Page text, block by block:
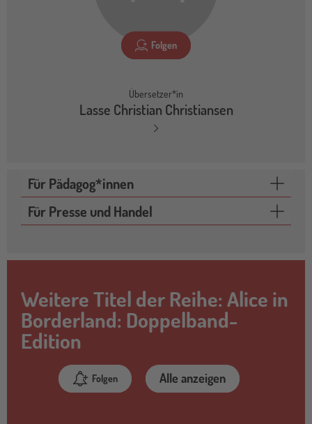
Folgen
Übersetzer*in
Lasse Christian Christiansen
Für Pädagog*innen
Für Presse und Handel
Weitere Titel der Reihe: Alice in
Borderland: Doppelband-
Edition
Folgen Alle anzeigen